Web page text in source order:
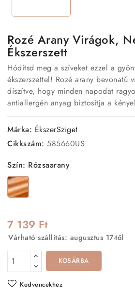
Rozé Arany Virágok,
Ékszerszett
Hódítsd meg a szíveket ezzel a
ékszerszettel! Rozé arany bevonatú
díszítve, hogy minden napodat
antiallergén anyag biztosítja a
Márka: ÉkszerSziget
Cikkszám: 585660US
Szín: Rózsaarany
Rózsaarany
7 139 Ft
Várható szállítás: augusztus 17-től
KOSÁRBA
Kedvencekhez